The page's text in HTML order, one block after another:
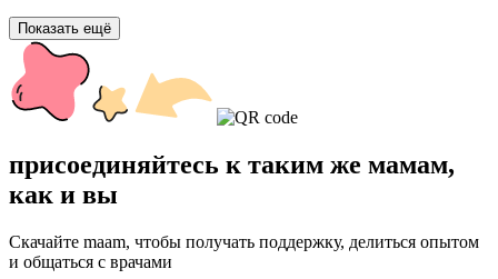
Показать ещё
присоединяйтесь к таким же мамам,
как и вы
Скачайте maam, чтобы получать поддержку, делиться опытом
и общаться с врачами